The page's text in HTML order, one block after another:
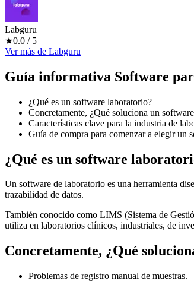
Labguru
★0.0 / 5
Ver más de Labguru
Guía informativa Software
¿Qué es un software laboratorio?
Concretamente, ¿Qué soluciona un
Características clave para la industria de
Guía de compra para comenzar a elegir un
¿Qué es un software
Un software de laboratorio es una herramienta
trazabilidad de datos.
También conocido como LIMS (Sistema de
utiliza en laboratorios clínicos, industriales, de
Concretamente, ¿Qué
Problemas de registro manual de muestras.